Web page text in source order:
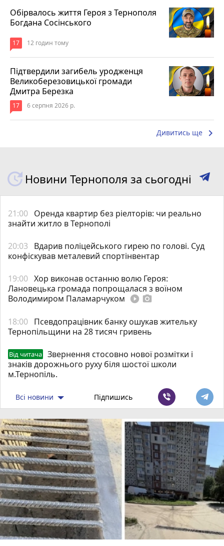
Обірвалось життя Героя з Тернополя
Богдана Сосінського
17 12 годин тому
Підтвердили загибель уродженця
Великоберезовицької громади
Дмитра Березка
17 6 серпня 2026 р.
Дивитись ще keyboard_arrow_right
Новини Тернополя за сьогодні
21:00 Оренда квартир без ріелторів: чи реально
знайти житло в Тернополі
20:03
Вдарив поліцейського гирею по голові. Суд
конфіскував металевий спортінвентар
19:00 Хор виконав останню волю Героя:
Лановецька громада попрощалася з воїном
Володимиром Паламарчуком play_circle_filled photo_camera
18:00 Псевдопрацівник банку ошукав жительку
Тернопільщини на 28 тисяч гривень
Від читача
Звернення стосовно нової розмітки і
знаків дорожнього руху біля шостої школи
м.Тернопіль.
Всі новини Підпишись